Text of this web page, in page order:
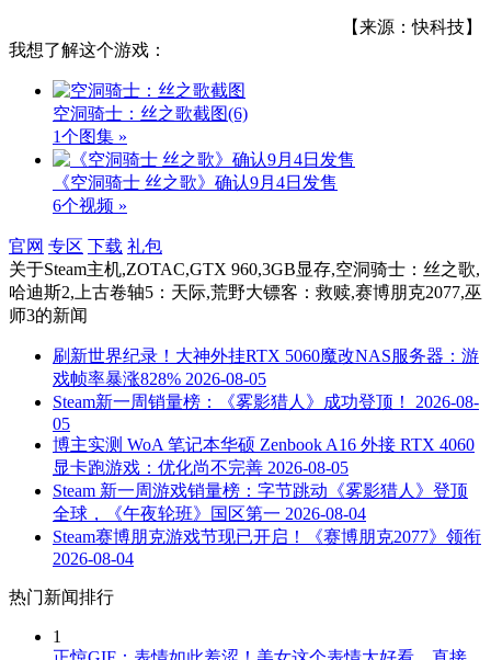
【来源：快科技】
我想了解这个游戏：
空洞骑士：丝之歌截图(6)
1个图集 »
《空洞骑士 丝之歌》确认9月4日发售
6个视频 »
官网 专区 下载 礼包
关于Steam主机,ZOTAC,GTX 960,3GB显存,空洞骑士：丝之歌,
哈迪斯2,上古卷轴5：天际,荒野大镖客：救赎,赛博朋克2077,巫
师3的新闻
刷新世界纪录！大神外挂RTX 5060魔改NAS服务器：游
戏帧率暴涨828% 2026-08-05
Steam新一周销量榜：《雾影猎人》成功登顶！
2026-08-
05
博主实测 WoA 笔记本华硕 Zenbook A16 外接 RTX 4060
显卡跑游戏：优化尚不完善 2026-08-05
Steam 新一周游戏销量榜：字节跳动《雾影猎人》登顶
全球，《午夜轮班》国区第一 2026-08-04
Steam赛博朋克游戏节现已开启！《赛博朋克2077》领衔
2026-08-04
热门新闻排行
1